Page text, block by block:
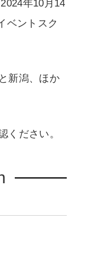
年10月14
ベントスク
新潟、ほか
ください。